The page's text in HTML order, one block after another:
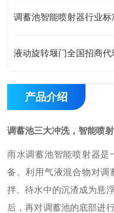
调蓄池智能喷射器行业标
液动旋转堰门全国招商代
产品介绍
调蓄池三大冲洗，智能喷
雨水调蓄池智能喷射器是
备。利用气液混合物对调
拌、待水中的沉渣成为悬
后，再对调蓄池的底部进